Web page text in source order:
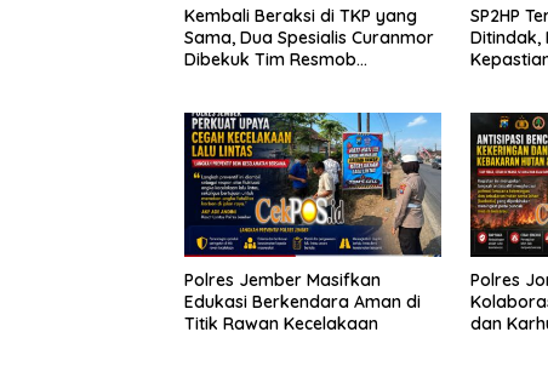
Kembali Beraksi di TKP yang
Sama, Dua Spesialis Curanmor
Dibekuk Tim Resmob
SP2HP
Ditindak,
Polres Jember Masifkan
Edukasi Berkendara Aman di
Titik Rawan Kecelakaan
Polres
dan